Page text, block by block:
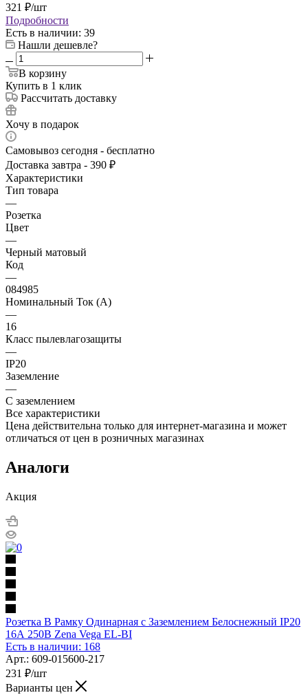
321 ₽/шт
Подробности
Есть в наличии: 39
Нашли дешевле?
В корзину
Купить в 1 клик
Рассчитать доставку
Хочу в подарок
Самовывоз сегодня - бесплатно
Доставка завтра - 390 ₽
Характеристики
Тип товара
—
Розетка
Цвет
—
Черный матовый
Код
—
084985
Номинальный Ток (A)
—
16
Класс пылевлагозащиты
—
IP20
Заземление
—
С заземлением
Все характеристики
Цена действительна только для интернет-магазина и может
отличаться от цен в розничных магазинах
Аналоги
Акция
Розетка В Рамку Одинарная с Заземлением Белоснежный IP20
16А 250В Zena Vega EL-BI
Есть в наличии: 168
Арт.: 609-015600-217
231 ₽/шт
Варианты цен